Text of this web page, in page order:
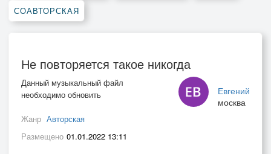
СОАВТОРСКАЯ
Не повторяется такое никогда
Евгений
москва
Данный музыкальный файл
необходимо обновить
Жанр Авторская
Размещено 01.01.2022 13:11